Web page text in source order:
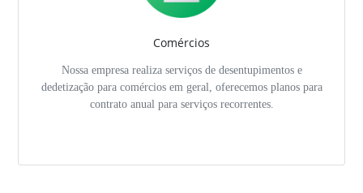
Comércios
Nossa empresa realiza serviços de desentupimentos e
dedetização para comércios em geral, oferecemos planos para
contrato anual para serviços recorrentes.